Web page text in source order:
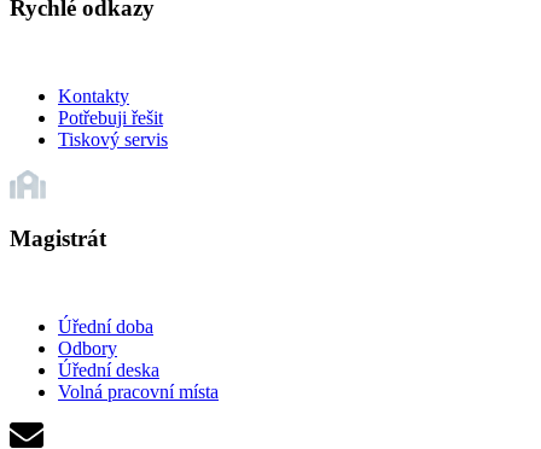
Rychlé odkazy
Kontakty
Potřebuji řešit
Tiskový servis
Magistrát
Úřední doba
Odbory
Úřední deska
Volná pracovní místa